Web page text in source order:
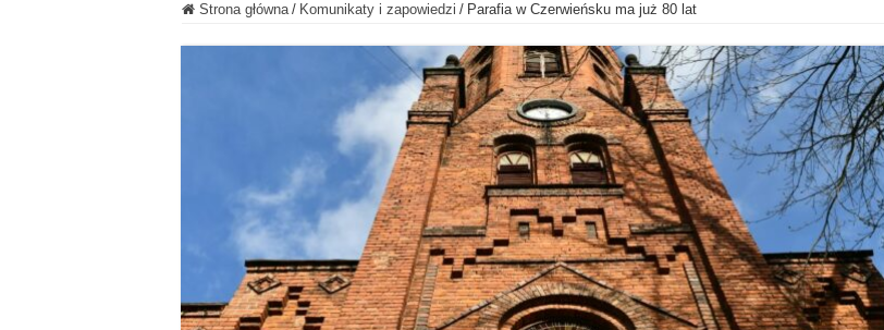
Strona główna / Komunikaty i zapowiedzi / Parafia w Czerwieńsku ma już 80 lat